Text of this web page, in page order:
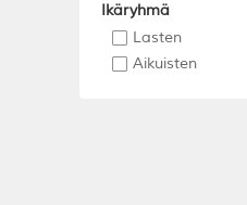
Ikäryhmä
Lasten
Aikuisten